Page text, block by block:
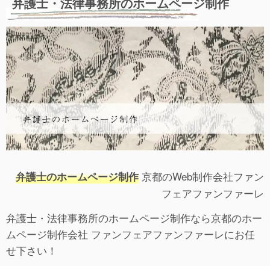
弁護士のホームページ制作 京都のWeb制作会社ファン
フェアファンファーレ
弁護士・法律事務所のホームページ制作なら京都のホー
ムページ制作会社 ファンフェアファンファーレにお任
せ下さい！